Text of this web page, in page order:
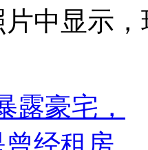
中显示，